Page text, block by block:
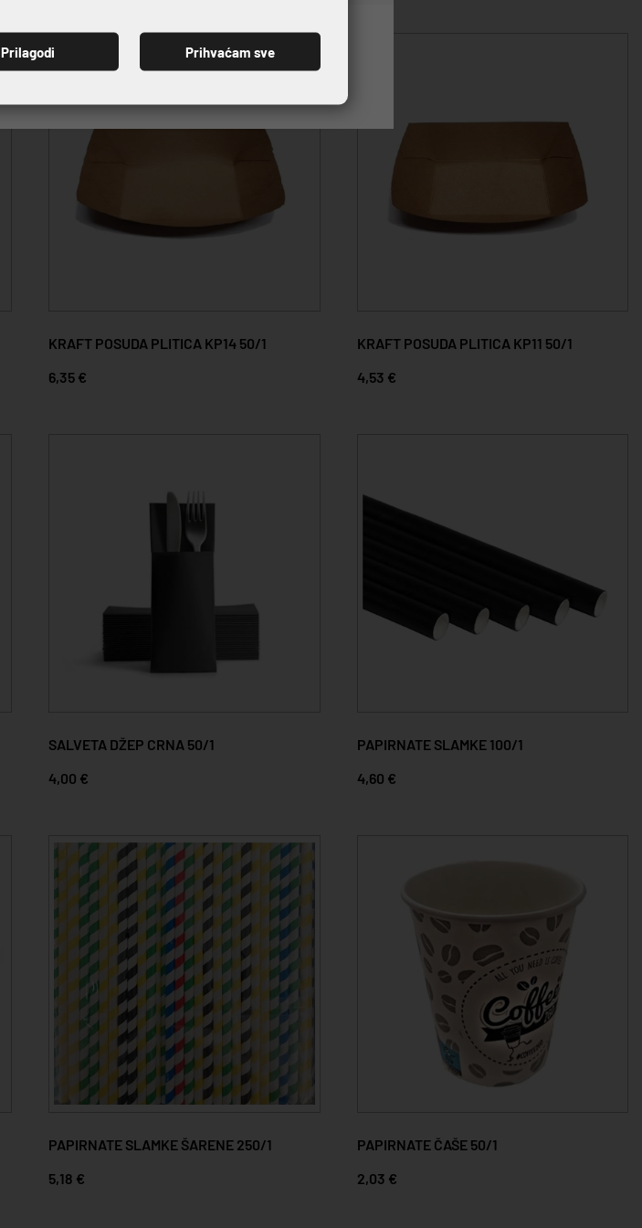
KRAFT POSUDA PLITICA KP14 50/1
6,35 €
KRAFT POSUDA PLITICA KP11 50/1
4,53 €
SALVETA DŽEP CRNA 50/1
4,00 €
PAPIRNATE SLAMKE 100/1
4,60 €
PAPIRNATE SLAMKE ŠARENE 250/1
5,18 €
PAPIRNATE ČAŠE 50/1
2,03 €
PRIJAVI SE
Prilagodi Prihvaćam sve